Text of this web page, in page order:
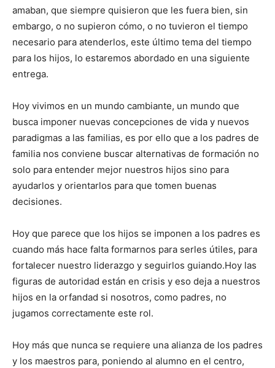
amaban, que siempre quisieron que les fuera bien, sin
embargo, o no supieron cómo, o no tuvieron el tiempo
necesario para atenderlos, este último tema del tiempo
para los hijos, lo estaremos abordado en una siguiente
entrega.
Hoy vivimos en un mundo cambiante, un mundo que
busca imponer nuevas concepciones de vida y nuevos
paradigmas a las familias, es por ello que a los padres de
familia nos conviene buscar alternativas de formación no
solo para entender mejor nuestros hijos sino para
ayudarlos y orientarlos para que tomen buenas
decisiones.
Hoy que parece que los hijos se imponen a los padres es
cuando más hace falta formarnos para serles útiles, para
fortalecer nuestro liderazgo y seguirlos guiando.Hoy las
figuras de autoridad están en crisis y eso deja a nuestros
hijos en la orfandad si nosotros, como padres, no
jugamos correctamente este rol.
Hoy más que nunca se requiere una alianza de los padres
y los maestros para, poniendo al alumno en el centro,